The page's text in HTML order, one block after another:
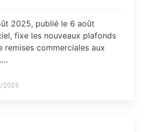
2025, publié le 6 août
fixe les nouveaux plafonds
remises commerciales aux
2025